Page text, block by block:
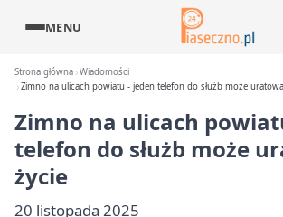
MENU
Strona główna Wiadomości
Zimno na ulicach powiatu - jeden telefon do służb może
Zimno na ulicach
telefon do służb może
życie
20 listopada 2025